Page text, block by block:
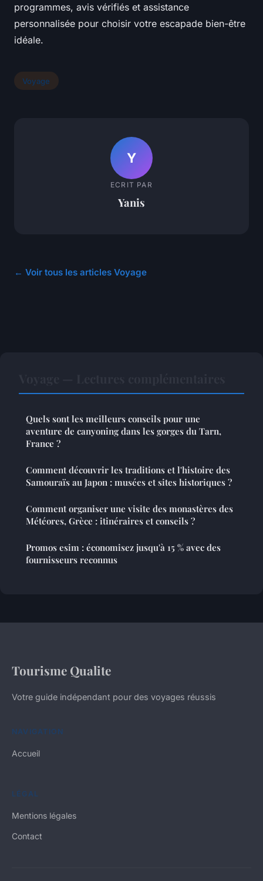
programmes, avis vérifiés et assistance
personnalisée pour choisir votre escapade bien-être
idéale.
Voyage
Y
ECRIT PAR
Yanis
← Voir tous les articles Voyage
Quels sont les meilleurs conseils pour une
aventure de canyoning dans les gorges du Tarn,
France ?
Comment découvrir les traditions et l'histoire des
Samouraïs au Japon : musées et sites historiques ?
Comment organiser une visite des monastères des
Météores, Grèce : itinéraires et conseils ?
Promos esim : économisez jusqu'à 15 % avec des
fournisseurs reconnus
Tourisme Qualite
Votre guide indépendant pour des voyages réussis
NAVIGATION
Accueil
LÉGAL
Mentions légales
Contact